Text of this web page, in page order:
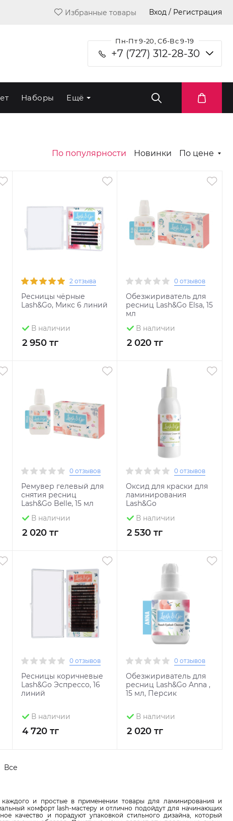
Избранные товары Вход / Регистрация
Пн-Пт 9-20, Сб-Вс 9-19
+7 (727) 312-28-30
Наборы Ещё
По популярности Новинки По цене
2 отзыва
Ресницы чёрные
Lash&Go, Микс 6 линий
В наличии
2 950 тг
0 отзывов
Обезжириватель для
ресниц Lash&Go Elsa, 15
мл
В наличии
2 020 тг
0 отзывов
Ремувер гелевый для
снятия ресниц
Lash&Go Belle, 15 мл
В наличии
2 020 тг
0 отзывов
Оксид для краски для
ламинирования
Lash&Go
В наличии
2 530 тг
0 отзывов
Ресницы коричневые
Lash&Go Эспрессо, 16
линий
В наличии
4 720 тг
0 отзывов
Обезжириватель для
ресниц Lash&Go Anna ,
15 мл, Персик
В наличии
2 020 тг
Все
каждого и простые в применении товары для ламинирования и
комфорт lash-мастеру и отлично подойдут для начинающих
качество и порадуют упаковкой стильного дизайна, который